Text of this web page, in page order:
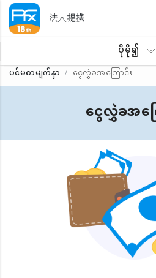
法人提携
ပိုမို၍
ပင်မစာမျက်နှာ ငွေလွှဲခအကြောင်း
ငွေလွှဲခအက